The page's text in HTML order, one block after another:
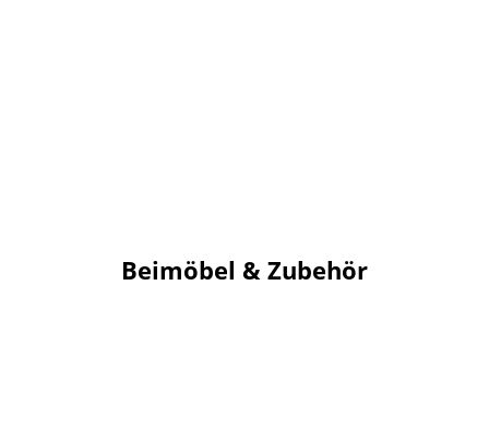
Beimöbel & Zubehör